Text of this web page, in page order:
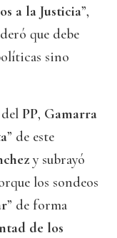
a la Justicia”,
que debe
sino
PP, Gamarra
” de este
y subrayó
los sondeos
” de forma
de los